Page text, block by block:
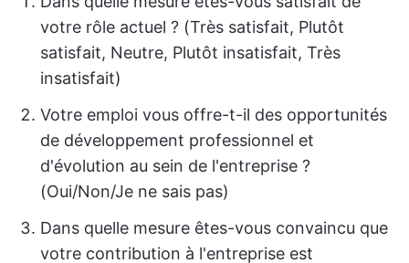
votre rôle actuel ? (Très satisfait, Plutôt
satisfait, Neutre, Plutôt insatisfait, Très
insatisfait)
Votre emploi vous offre-t-il des opportunités
de développement professionnel et
d'évolution au sein de l'entreprise ?
(Oui/Non/Je ne sais pas)
Dans quelle mesure êtes-vous convaincu que
votre contribution à l'entreprise est